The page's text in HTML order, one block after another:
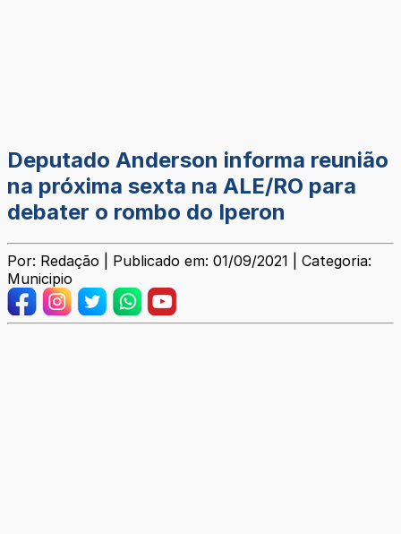
Deputado Anderson informa reunião
na próxima sexta na ALE/RO para
debater o rombo do Iperon
Por: Redação | Publicado em: 01/09/2021 | Categoria:
Municipio